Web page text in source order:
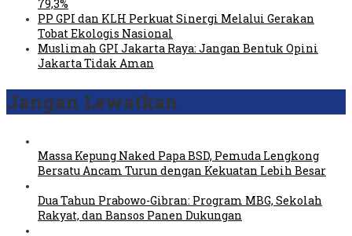
79,3%
PP GPI dan KLH Perkuat Sinergi Melalui Gerakan
Tobat Ekologis Nasional
Muslimah GPI Jakarta Raya: Jangan Bentuk Opini
Jakarta Tidak Aman
Jangan Lewatkan
Massa Kepung Naked Papa BSD, Pemuda Lengkong
Bersatu Ancam Turun dengan Kekuatan Lebih Besar
Dua Tahun Prabowo-Gibran: Program MBG, Sekolah
Rakyat, dan Bansos Panen Dukungan